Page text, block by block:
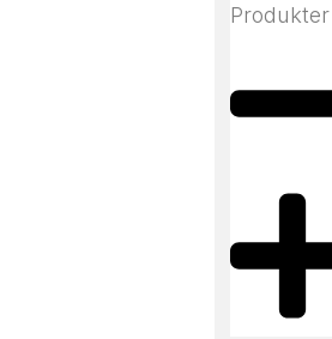
Produkter